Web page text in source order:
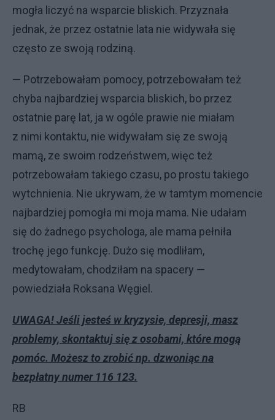
mogła liczyć na wsparcie bliskich. Przyznała
jednak, że przez ostatnie lata nie widywała się
często ze swoją rodziną.
— Potrzebowałam pomocy, potrzebowałam też
chyba najbardziej wsparcia bliskich, bo przez
ostatnie parę lat, ja w ogóle prawie nie miałam
z nimi kontaktu, nie widywałam się ze swoją
mamą, ze swoim rodzeństwem, więc też
potrzebowałam takiego czasu, po prostu takiego
wytchnienia. Nie ukrywam, że w tamtym momencie
najbardziej pomogła mi moja mama. Nie udałam
się do żadnego psychologa, ale mama pełniła
trochę jego funkcję. Dużo się modliłam,
medytowałam, chodziłam na spacery —
powiedziała Roksana Węgiel.
UWAGA! Jeśli jesteś w kryzysie, depresji, masz
problemy, skontaktuj się z osobami, które mogą
pomóc. Możesz to zrobić np. dzwoniąc na
bezpłatny numer 116 123.
RB